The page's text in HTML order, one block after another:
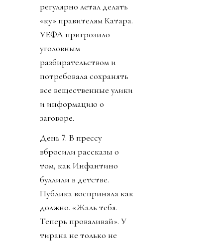
регулярно летал делать
«ку» правителям Катара.
УЕФА пригрозило
уголовным
разбирательством и
потребовала сохранять
все вещественные улики
и информацию о
заговоре.
День 7. В прессу
вбросили рассказы о
том, как Инфантино
буллили в детстве.
Публика восприняла как
должно. «Жаль тебя.
Теперь проваливай». У
тирана не только не